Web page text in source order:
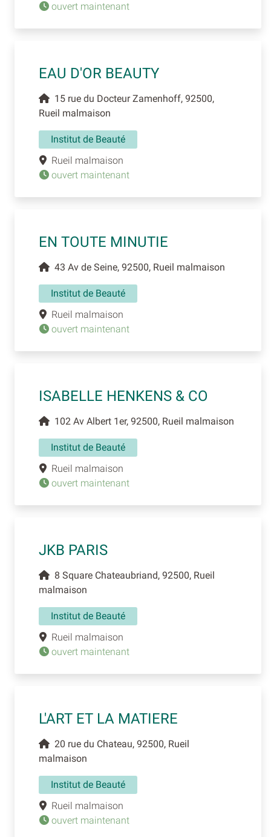
ouvert maintenant
EAU D'OR BEAUTY
15 rue du Docteur Zamenhoff, 92500,
Rueil malmaison
Institut de Beauté
Rueil malmaison
ouvert maintenant
EN TOUTE MINUTIE
43 Av de Seine, 92500, Rueil malmaison
Institut de Beauté
Rueil malmaison
ouvert maintenant
ISABELLE HENKENS & CO
102 Av Albert 1er, 92500, Rueil malmaison
Institut de Beauté
Rueil malmaison
ouvert maintenant
JKB PARIS
8 Square Chateaubriand, 92500, Rueil
malmaison
Institut de Beauté
Rueil malmaison
ouvert maintenant
L'ART ET LA MATIERE
20 rue du Chateau, 92500, Rueil
malmaison
Institut de Beauté
Rueil malmaison
ouvert maintenant